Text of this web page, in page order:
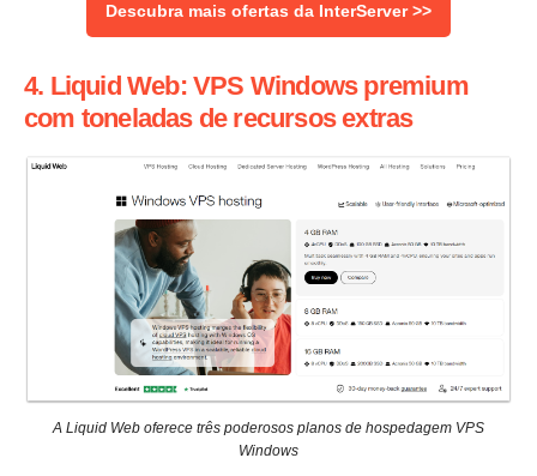
Descubra mais ofertas da InterServer >>
4. Liquid Web: VPS Windows premium
com toneladas de recursos extras
A Liquid Web oferece três poderosos planos de hospedagem VPS
Windows